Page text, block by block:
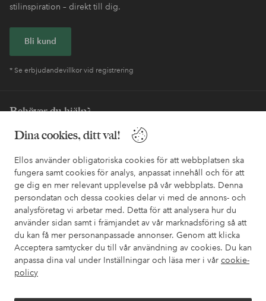
Dina cookies, ditt val!
Ellos använder obligatoriska cookies för att webbplatsen ska
fungera samt cookies för analys, anpassat innehåll och för att
ge dig en mer relevant upplevelse på vår webbplats. Denna
persondatan och dessa cookies delar vi med de annons- och
analysföretag vi arbetar med. Detta för att analysera hur du
använder sidan samt i främjandet av vår marknadsföring så att
du kan få mer personanpassade annonser. Genom att klicka
Acceptera samtycker du till vår användning av cookies. Du kan
anpassa dina val under Inställningar och läsa mer i vår cookie-
policy
stilinspiration – direkt till dig.
Bli kund
* Se erbjudandevillkor vid registrering
Behöver du hjälp?
I vår FAQ hittar du svaren på de vanligaste frågorna. Här finns
också information om hur du enklast kontaktar oss.
Kundservice Beställning Betalsätt
Mina sidor
Om Ellos